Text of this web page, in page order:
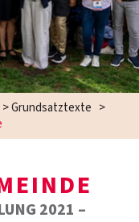
>Grundsatztexte >
2021 –